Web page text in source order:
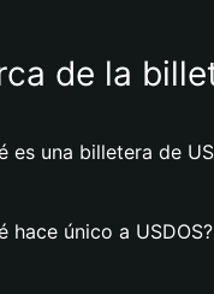
de la
es una billetera de
hace único a USDOS?